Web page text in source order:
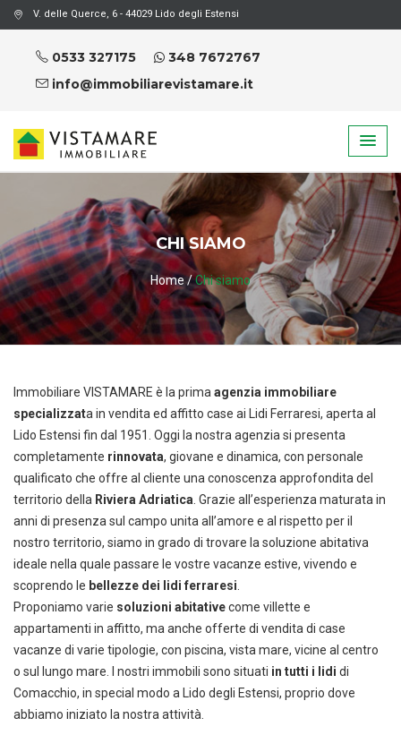
V. delle Querce, 6 - 44029 Lido degli Estensi
0533 327175
348 7672767
info@immobiliarevistamare.it
CHI SIAMO
Home/Chi siamo
Immobiliare VISTAMARE è la prima agenzia immobiliare
specializzata in vendita ed affitto case ai Lidi Ferraresi, aperta al
Lido Estensi fin dal 1951. Oggi la nostra agenzia si presenta
completamente rinnovata, giovane e dinamica, con personale
qualificato che offre al cliente una conoscenza approfondita del
territorio della Riviera Adriatica . Grazie all’esperienza maturata in
anni di presenza sul campo unita all’amore e al rispetto per il
nostro territorio, siamo in grado di trovare la soluzione abitativa
ideale nella quale passare le vostre vacanze estive, vivendo e
scoprendo le bellezze dei lidi ferraresi
Proponiamo varie soluzioni abitativecome villette e
appartamenti in affitto, ma anche offerte di vendita di case
vacanze di varie tipologie, con piscina, vista mare, vicine al centro
o sul lungo mare. I nostri immobili sono situati in tutti i lidi di
Comacchio, in special modo a Lido degli Estensi, proprio dove
abbiamo iniziato la nostra attività.